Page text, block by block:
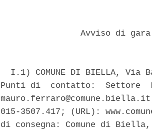
Avviso di
I.1) COMUNE DI BIELLA, Via
Punti di  contatto:  Settore
015-3507.417; (URL):
di consegna: Comune di